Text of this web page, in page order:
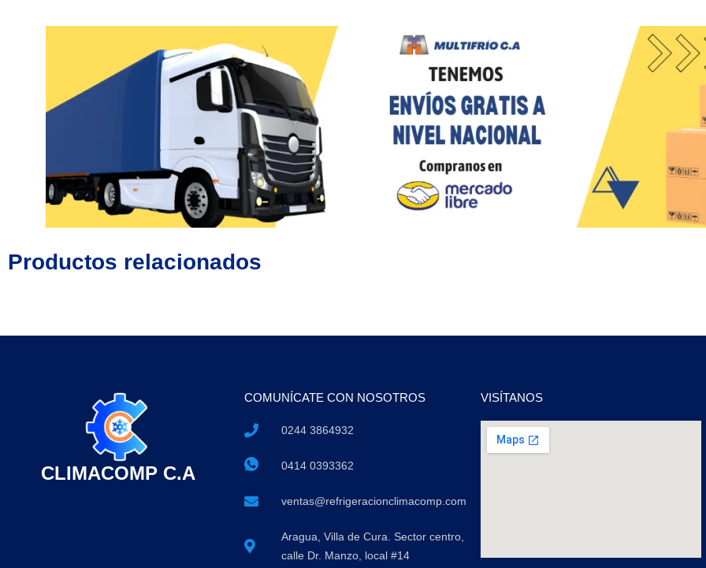
Productos relacionados
CLIMACOMP C.A
COMUNÍCATE CON NOSOTROS
0244 3864932
0414 0393362
ventas@refrigeracionclimacomp.com
Aragua, Villa de Cura. Sector centro,
calle Dr. Manzo, local #14
VISÍTANOS